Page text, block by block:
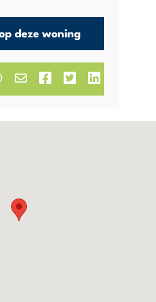
deze woning